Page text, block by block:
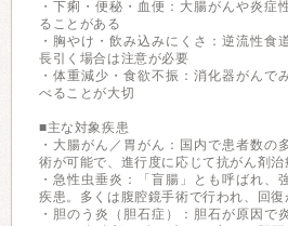
・下痢・便秘・血便：大腸がんや炎症
ることがある
・胸やけ・飲み込みにくさ：逆流性食
長引く場合は注意が必要
・体重減少・食欲不振：消化器がんで
べることが大切
■主な対象疾患
・大腸がん／胃がん：国内で患者数の
術が可能で、進行度に応じて抗がん剤治
・急性虫垂炎：「盲腸」とも呼ばれ、
疾患。多くは腹腔鏡手術で行われ、回
・胆のう炎（胆石症）：胆石が原因で